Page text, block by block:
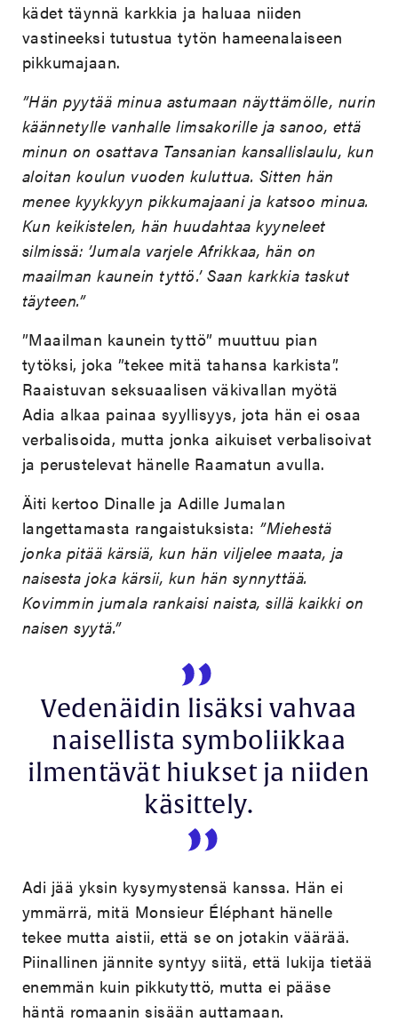
kädet täynnä karkkia ja haluaa niiden
vastineeksi tutustua tytön hameenalaiseen
pikkumajaan.
”Hän pyytää minua astumaan näyttämölle, nurin
käännetylle vanhalle limsakorille ja sanoo, että
minun on osattava Tansanian kansallislaulu, kun
aloitan koulun vuoden kuluttua. Sitten hän
menee kyykkyyn pikkumajaani ja katsoo minua.
Kun keikistelen, hän huudahtaa kyyneleet
silmissä: ’Jumala varjele Afrikkaa, hän on
maailman kaunein tyttö.’ Saan karkkia taskut
täyteen.”
”Maailman kaunein tyttö” muuttuu pian
tytöksi, joka ”tekee mitä tahansa karkista”.
Raaistuvan seksuaalisen väkivallan myötä
Adia alkaa painaa syyllisyys, jota hän ei osaa
verbalisoida, mutta jonka aikuiset verbalisoivat
ja perustelevat hänelle Raamatun avulla.
Äiti kertoo Dinalle ja Adille Jumalan
langettamasta rangaistuksista: ”Miehestä
jonka pitää kärsiä, kun hän viljelee maata, ja
naisesta joka kärsii, kun hän synnyttää.
Kovimmin jumala rankaisi naista, sillä kaikki on
naisen syytä.”
Vedenäidin lisäksi vahvaa
naisellista symboliikkaa
ilmentävät hiukset ja niiden
käsittely.
Adi jää yksin kysymystensä kanssa. Hän ei
ymmärrä, mitä Monsieur Éléphant hänelle
tekee mutta aistii, että se on jotakin väärää.
Piinallinen jännite syntyy siitä, että lukija tietää
enemmän kuin pikkutyttö, mutta ei pääse
häntä romaanin sisään auttamaan.